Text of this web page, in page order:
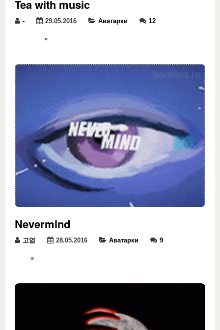
Tea with music
- 29.05.2016 Аватарки 12
»
Nevermind
고엽 28.05.2016 Аватарки 9
»